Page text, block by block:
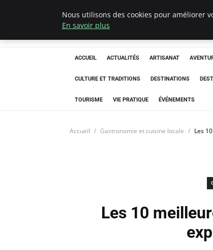
Correze Co
ACCUEIL ACTUALITÉS ARTISANAT
CULTURE ET TRADITIONS DESTINATIONS
TOURISME VIE PRATIQUE ÉVÉNEMENTS
Accueil Gastronomie et cuisine locale Les
Les 10
Nous utilisons des cookies pour améliorer
En savoir plus